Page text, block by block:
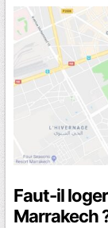
Faut-il
Marrakech